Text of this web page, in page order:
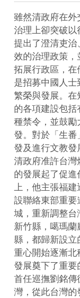
雖然清政府在
治理上卻突破
提出了澄清吏
效的治理政策
拓展行政區，
是招募中國人
繁榮與發展。
的各項建設包
種禁令，並鼓勵
發。對於「生
發及進行文教
清政府准許台
的發展起了促
上，他主張福
設聯絡東部重
城，重新調整
新竹縣，噶瑪
縣，都歸新設
重心開始逐漸
發展奠下了重要
首任巡撫劉銘
灣，從此台灣的